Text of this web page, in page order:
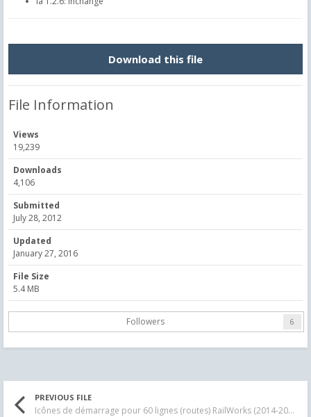
Download this file
File Information
Views
19,239
Downloads
4,106
Submitted
July 28, 2012
Updated
January 27, 2016
File Size
5.4 MB
Followers 6
PREVIOUS FILE
Icônes de démarrage pour 60 lignes (routes) RailWorks (2014-2015)